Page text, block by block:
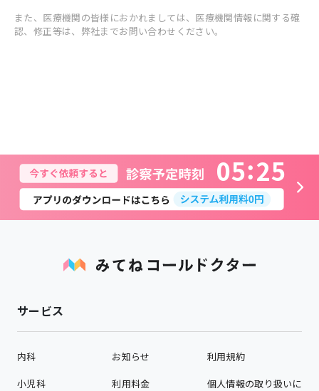
また、医療機関の皆様におかれましては、医療機関情報に関する確
認、修正等は、弊社までお問い合わせください。
05 25
サービス
内科
小児科
お知らせ
利用料金
利用規約
個人情報の取り扱いに